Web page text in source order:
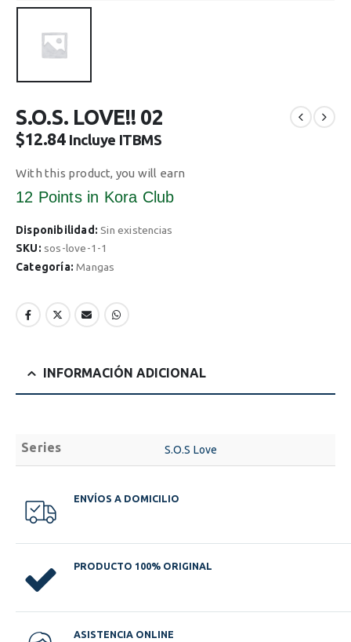
S.O.S. LOVE!! 02
$12.84 Incluye ITBMS
With this product, you will earn
12 Pointsin Kora Club
Disponibilidad:Sin existencias
SKU: sos-love-1-1
Categoría:Mangas
INFORMACIÓN ADICIONAL
Series S.O.S Love
ENVÍOS A DOMICILIO
PRODUCTO 100% ORIGINAL
ASISTENCIA ONLINE